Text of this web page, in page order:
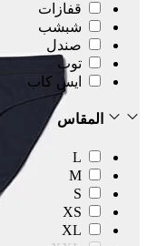
قفازات
شبشب
صندل
توب
ايس كاب
المقاس
L
M
S
XS
XL